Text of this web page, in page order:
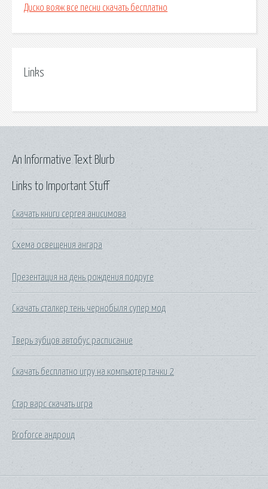
Диско вояж все песни скачать бесплатно
Links
Links to Important Stuff
Скачать книги сергея анисимова
Схема освещения ангара
Презентация на день рождения подруге
Скачать сталкер тень чернобыля супер мод
Тверь зубцов автобус расписание
Скачать бесплатно игру на компьютер тачки 2
Стар варс скачать игра
Broforce андроид
An Informative Text Blurb